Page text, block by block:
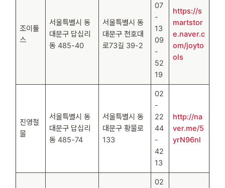
조이툴
스
서울특별시 동
대문구 답십리
동 485-40
서울특별시 동
대문구 천호대
로73길 39-2
07
-
13
09
-
52
19
https://s
martstor
e.naver.c
om/joyto
ols
진영철
물
서울특별시 동
대문구 답십리
동 485-74
서울특별시 동
대문구 황물로
133
02
-
22
44
-
42
13
http://na
ver.me/5
yrN96nl
02